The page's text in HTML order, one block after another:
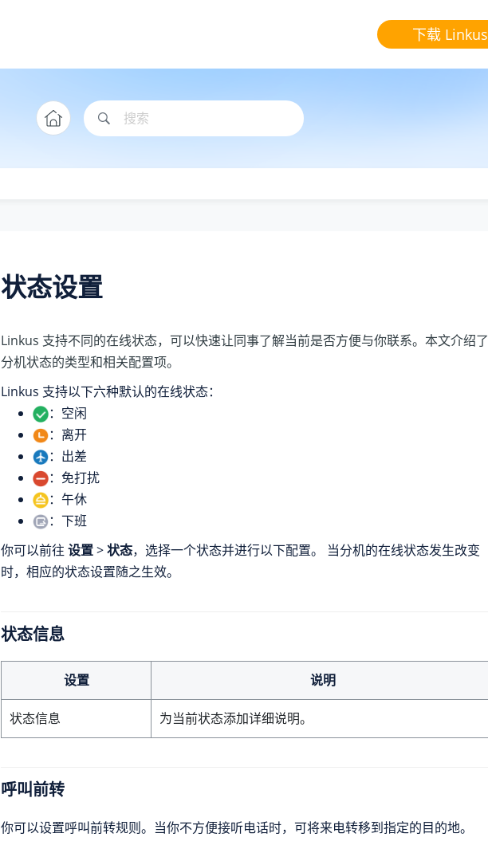
下载 Linkus
状态设置
Linkus 支持不同的在线状态，可以快速让同事了解当前是否方便与你联系。本文介绍了
分机状态的类型和相关配置项。
Linkus 支持以下六种默认的在线状态：
：空闲
：离开
：出差
：免打扰
：午休
：下班
你可以前往 设置>状态，选择一个状态并进行以下配置。 当分机的在线状态发生改变
时，相应的状态设置随之生效。
状态信息
设置 说明
状态信息 为当前状态添加详细说明。
呼叫前转
你可以设置呼叫前转规则。当你不方便接听电话时，可将来电转移到指定的目的地。